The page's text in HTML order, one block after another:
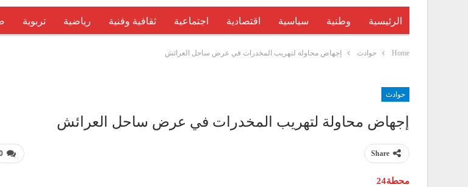
الرئيسية وطنية سياسية اقتصادية اجتماعية ثقافية وفنية رياضية تربوية
Home حوادث إجهاض محاولة لتهريب المخدرات في عرض ساحل العرائش
حوادث
إجهاض محاولة لتهريب المخدرات في عرض ساحل العرائش
Share
محطة24